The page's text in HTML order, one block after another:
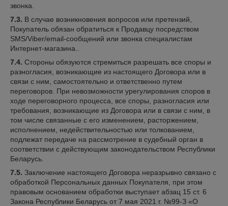
звонка.
7.3. В случае возникновения вопросов или претензий,
Покупатель обязан обратиться к Продавцу посредством
SMS/Viber/email-сообщений или звонка специалистам
Интернет-магазина..
7.4. Стороны обязуются стремиться разрешать все споры и
разногласия, возникающие из настоящего Договора или в
связи с ним, самостоятельно и ответственно путем
переговоров. При невозможности урегулирования споров в
ходе переговорного процесса, все споры, разногласия или
требования, возникающие из Договора или в связи с ним, в
том числе связанные с его изменением, расторжением,
исполнением, недействительностью или толкованием,
подлежат передаче на рассмотрение в судебный орган в
соответствии с действующим законодательством Республики
Беларусь.
7.5. Заключение настоящего Договора неразрывно связано с
обработкой Персональных данных Покупателя, при этом
правовым основанием обработки выступает абзац 15 ст. 6
Закона Республики Беларусь от 7 мая 2021 г. №99-З «О